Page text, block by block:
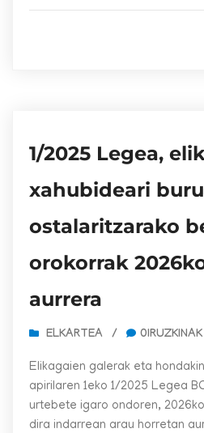
1/2025 Legea,
xahubideari
ostalaritzarako
orokorrak
aurrera
ELKARTEA / 0IRUZKINAK
Elikagaien galerak eta
apirilaren 1eko 1/2025 Legea
urtebete igaro ondoren,
dira indarrean arau horretan